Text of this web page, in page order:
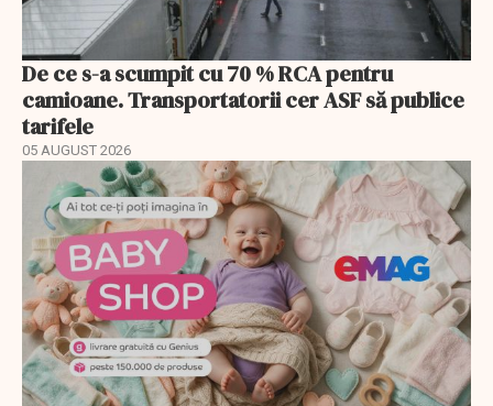
De ce s-a scumpit cu 70 % RCA pentru
camioane. Transportatorii cer ASF să publice
tarifele
05 AUGUST 2026